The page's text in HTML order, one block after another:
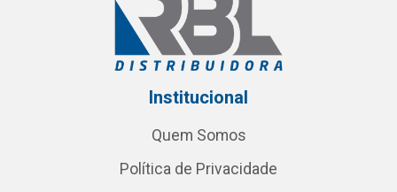
Institucional
Quem Somos
Política de Privacidade